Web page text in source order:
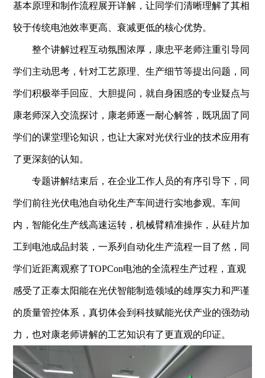
基本原理和制作流程展开详解，让同学们清晰理解了其相
较于传统电池效率更高、衰减更低的核心优势。
整个讲解过程互动氛围浓厚，康忠平老师注重引导同
学们主动思考，针对工艺原理、生产细节等提出问题，同
学们积极举手回应、大胆提问，就自身困惑的专业疑点与
康老师深入交流探讨，康老师逐一耐心解答，既巩固了同
学们的课堂理论知识，也让大家对光伏行业的技术应用有
了更深刻的认知。
专题讲解结束后，在企业工作人员的有序引导下，同
学们前往光伏电池自动化生产车间进行实地参观。车间
内，智能化生产线高速运转，机械臂精准操作，从硅片加
工到电池成品封装，一系列自动化生产流程一目了然，同
学们近距离观察了TOPCon电池的全流程生产过程，直观
感受了正泰太阳能在光伏智能制造领域的雄厚实力和严谨
的质量管控体系，真切体会到科技赋能光伏产业的强劲动
力，也对康老师讲解的工艺知识有了更直观的印证。